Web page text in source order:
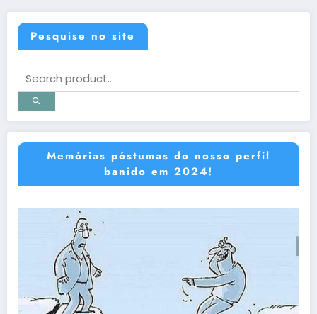
Pesquise no site
Memórias póstumas do nosso perfil
banido em 2024!